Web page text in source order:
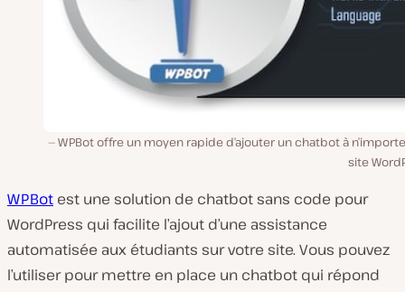
WPBot offre un moyen rapide d’ajouter un chatbot à
site
WPBot est une solution de chatbot sans code pour
WordPress qui facilite l’ajout d’une assistance
automatisée aux étudiants sur votre site. Vous pouvez
l’utiliser pour mettre en place un chatbot qui répond